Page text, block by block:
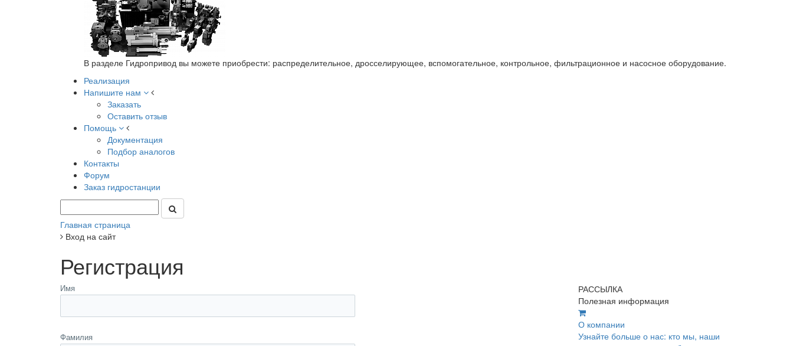
В разделе Гидропривод вы можете приобрести: распределительное, дросселирующее, вспомогательное, контрольное, фильтрационное и насосное оборудование.
Реализация
Напишите нам
Заказать
Оставить отзыв
Помощь
Документация
Подбор аналогов
Контакты
Форум
Заказ гидростанции
Главная страница
Вход на сайт
Регистрация
Имя
Фамилия
РАССЫЛКА
Полезная информация
О компании
Узнайте больше о нас: кто мы, наши